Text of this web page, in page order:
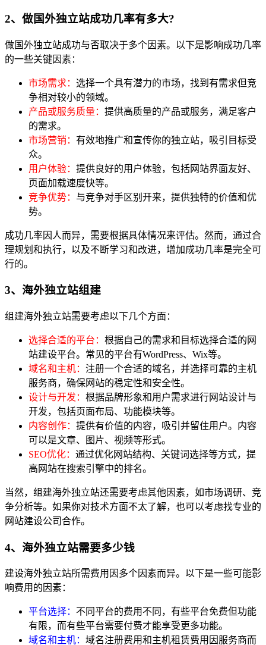
2、做国外独立站成功几率有多大?
做国外独立站成功与否取决于多个因素。以下是影响成功几率
的一些关键因素：
市场需求： 选择一个具有潜力的市场，找到有需求但竞
争相对较小的领域。
产品或服务质量： 提供高质量的产品或服务，满足客户
的需求。
市场营销： 有效地推广和宣传你的独立站，吸引目标受
众。
用户体验： 提供良好的用户体验，包括网站界面友好、
页面加载速度快等。
竞争优势： 与竞争对手区别开来，提供独特的价值和优
势。
成功几率因人而异，需要根据具体情况来评估。然而，通过合
理规划和执行，以及不断学习和改进，增加成功几率是完全可
行的。
3、海外独立站组建
组建海外独立站需要考虑以下几个方面：
选择合适的平台： 根据自己的需求和目标选择合适的网
站建设平台。常见的平台有WordPress、Wix等。
域名和主机： 注册一个合适的域名，并选择可靠的主机
服务商，确保网站的稳定性和安全性。
设计与开发： 根据品牌形象和用户需求进行网站设计与
开发，包括页面布局、功能模块等。
内容创作： 提供有价值的内容，吸引并留住用户。内容
可以是文章、图片、视频等形式。
SEO优化： 通过优化网站结构、关键词选择等方式，提
高网站在搜索引擎中的排名。
当然，组建海外独立站还需要考虑其他因素，如市场调研、竞
争分析等。如果你对技术方面不太了解，也可以考虑找专业的
网站建设公司合作。
4、海外独立站需要多少钱
建设海外独立站所需费用因多个因素而异。以下是一些可能影
响费用的因素：
平台选择： 不同平台的费用不同，有些平台免费但功能
有限，而有些平台需要付费才能享受更多功能。
域名和主机： 域名注册费用和主机租赁费用因服务商而